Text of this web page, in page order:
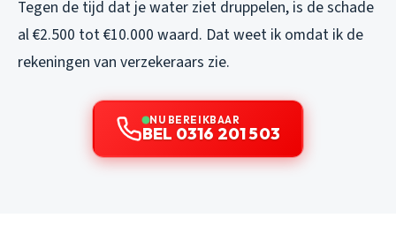
Tegen de tijd dat je water ziet druppelen, is de schade
al €2.500 tot €10.000 waard. Dat weet ik omdat ik de
rekeningen van verzekeraars zie.
NU BEREIKBAAR
BEL 0316 201 503